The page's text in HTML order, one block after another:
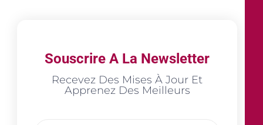
Souscrire A La Newsletter
Recevez Des Mises À Jour Et
Apprenez Des Meilleurs